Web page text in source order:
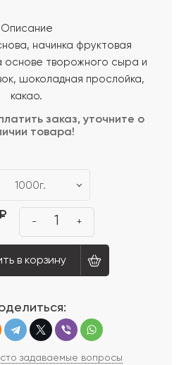
Описание
начинка фруктовая
основе творожного сыра и
шоколадная прослойка,
какао.
заказ, уточните о
товара!
1000г.
₽
- 1 +
в корзину
задаваемые вопросы